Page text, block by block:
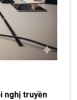
nghị truyền